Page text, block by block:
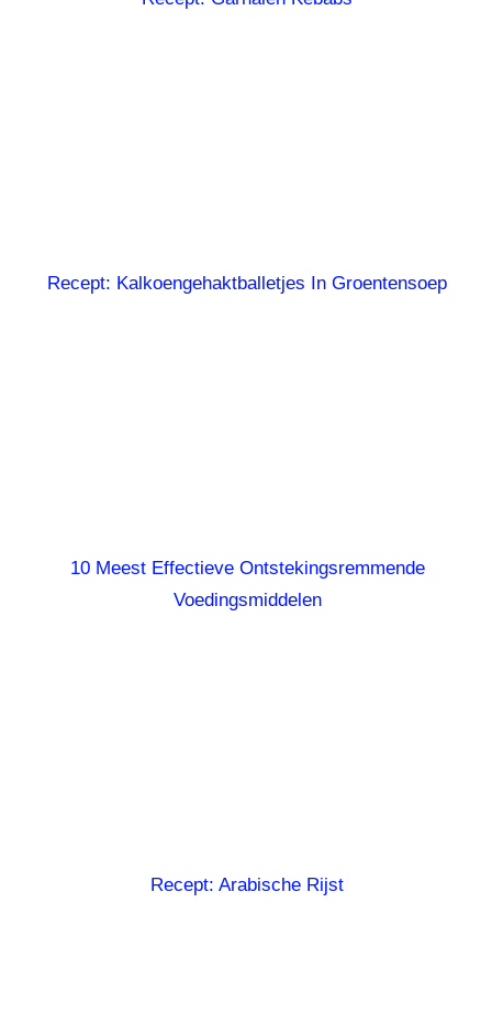
Recept: Kalkoengehaktballetjes In Groentensoep
10 Meest Effectieve Ontstekingsremmende
Voedingsmiddelen
Recept: Arabische Rijst